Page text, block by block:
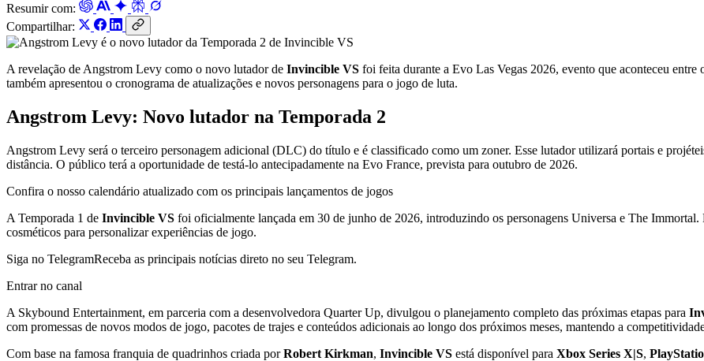
Resumir com:
Compartilhar:
A revelação de Angstrom Levy como o novo lutador de Invincible VS foi feita durante a Evo Las Vegas 2026, evento que aconteceu
também apresentou o cronograma de atualizações e novos personagens para o jogo de luta.
Angstrom Levy: Novo lutador na Temporada 2
Angstrom Levy será o terceiro personagem adicional (DLC) do título e é classificado como um zoner. Esse lutador utilizará portais e
distância. O público terá a oportunidade de testá-lo antecipadamente na Evo France, prevista para outubro de 2026.
Confira o nosso calendário atualizado com os principais lançamentos de jogos
A Temporada 1 de Invincible VS foi oficialmente lançada em 30 de junho de 2026, introduzindo os personagens Universa e The
cosméticos para personalizar experiências de jogo.
Siga no TelegramReceba as principais notícias direto no seu Telegram.
Entrar no canal
A Skybound Entertainment, em parceria com a desenvolvedora Quarter Up, divulgou o planejamento completo das próximas etapas para
com promessas de novos modos de jogo, pacotes de trajes e conteúdos adicionais ao longo dos próximos meses, mantendo a
Com base na famosa franquia de quadrinhos criada porRobert Kirkman, Invincible VS está disponível para Xbox Series X|S,